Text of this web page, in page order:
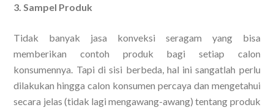
3. Sampel Produk
Tidak banyak jasa konveksi seragam yang bisa
memberikan contoh produk bagi setiap calon
konsumennya. Tapi di sisi berbeda, hal ini sangatlah perlu
dilakukan hingga calon konsumen percaya dan mengetahui
secara jelas (tidak lagi mengawang-awang) tentang produk